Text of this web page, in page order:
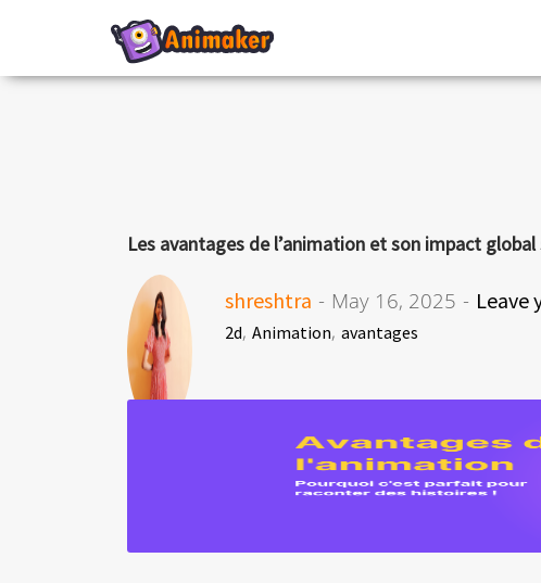
Les avantages de l’animation et son impact global
shreshtra - May 16, 2025 - Leave
2d, Animation, avantages